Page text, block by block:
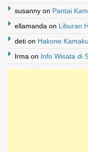
susanny on Pantai
ellamanda on Liburan
deti on Hakone
Irma on Info Wisata di